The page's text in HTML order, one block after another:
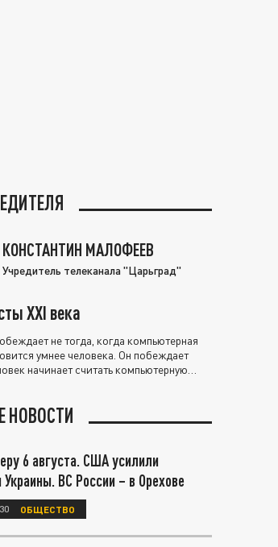
КОНСТАНТИН МАЛОФЕЕВ
Учредитель телеканала "Царьград"
XXI века
не тогда, когда компьютерная
умнее человека. Он побеждает
начинает считать компьютерную
НОВОСТИ
6 августа. США усилили
ВС России – в Орехове
ОБЩЕСТВО